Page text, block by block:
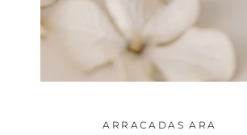
ARRACADAS ARA